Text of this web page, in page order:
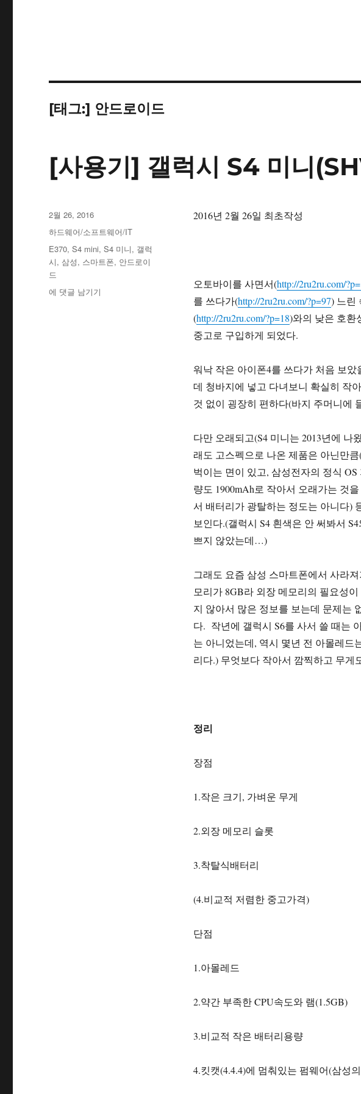
[태그:] 안드로이드
[사용기] 갤럭시 S4 미니
2016년 2월 26일 최초작성
오토바이를 사면서(http://2ru2ru.com/
를 쓰다가(http://2ru2ru.com/?p=97) 느린
(http://2ru2ru.com/?p=18)와의 낮은 호환
중고로 구입하게 되었다.
워낙 작은 아이폰4를 쓰다가 처음 보
데 청바지에 넣고 다녀보니 확실히 작
것 없이 굉장히 편하다(바지 주머니에
다만 오래되고(S4 미니는 2013년에 나
래도 고스펙으로 나온 제품은 아닌만
벅이는 면이 있고, 삼성전자의 정식
량도 1900mAh로 작아서 오래가는 것
서 배터리가 광탈하는 정도는 아니다)
보인다.(갤럭시 S4 흰색은 안 써봐서
쁘지 않았는데…)
그래도 요즘 삼성 스마트폰에서 사라
모리가 8GB라 외장 메모리의 필요성
지 않아서 많은 정보를 보는데 문제는
다. 작년에 갤럭시 S6를 사서 쓸 때는
는 아니었는데, 역시 몇년 전 아몰레드
리다.) 무엇보다 작아서 깜찍하고 무게
정리
장점
1.작은 크기, 가벼운 무게
2.외장 메모리 슬롯
3.착탈식배터리
(4.비교적 저렴한 중고가격)
단점
1.아몰레드
2.약간 부족한 CPU속도와 램(1.5GB)
3.비교적 작은 배터리용량
4.킷캣(4.4.4)에 멈춰있는 펌웨어(삼성
작
성
일
자
2월 26, 2016
카
테
고
리
하드웨어/소프트웨어/IT
태
그
E370,S4 mini,S4 미니, 갤럭
시,삼성, 스마트폰, 안드로이
드
[사
에 댓글 남기기